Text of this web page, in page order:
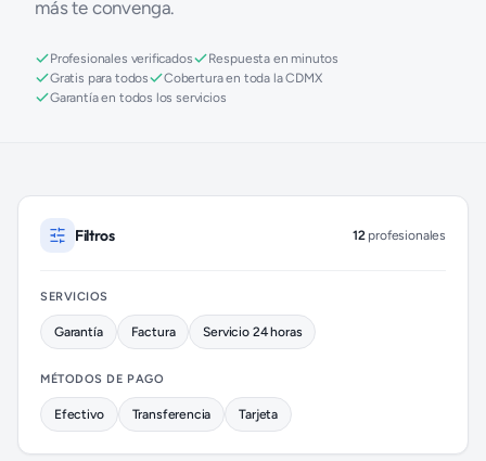
más te convenga.
Profesionales verificados
Respuesta en minutos
Gratis para todos
Cobertura en toda la CDMX
Garantía en todos los servicios
Plomeros disponibles en Miguel Hidalgo (colonia Lomas Altas)
Filtros 12 profesionales
SERVICIOS
Garantía Factura Servicio 24 horas
MÉTODOS DE PAGO
Efectivo Transferencia Tarjeta